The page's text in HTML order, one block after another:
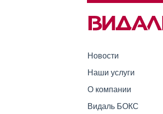
Новости
Наши услуги
О компании
Видаль БОКС